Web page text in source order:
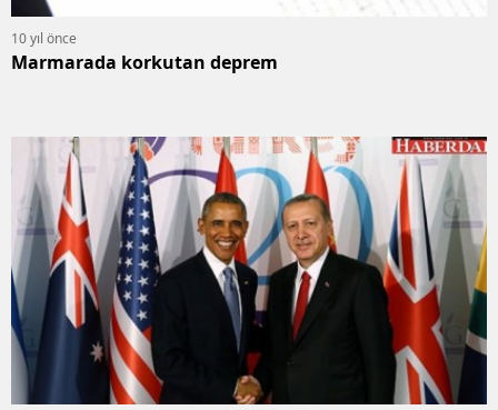
10 yıl önce
Marmarada korkutan deprem